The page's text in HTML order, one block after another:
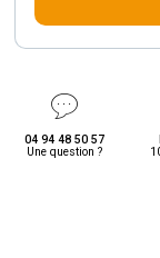
04 94 48 50 57
Une question ?